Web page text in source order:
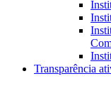
Transparência